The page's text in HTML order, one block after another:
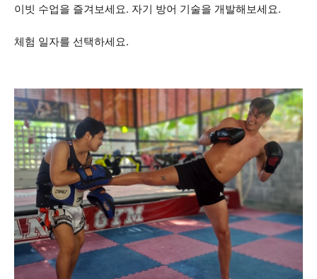
이빗 수업을 즐겨보세요. 자기 방어 기술을 개발해보세요.
체험 일자를 선택하세요.